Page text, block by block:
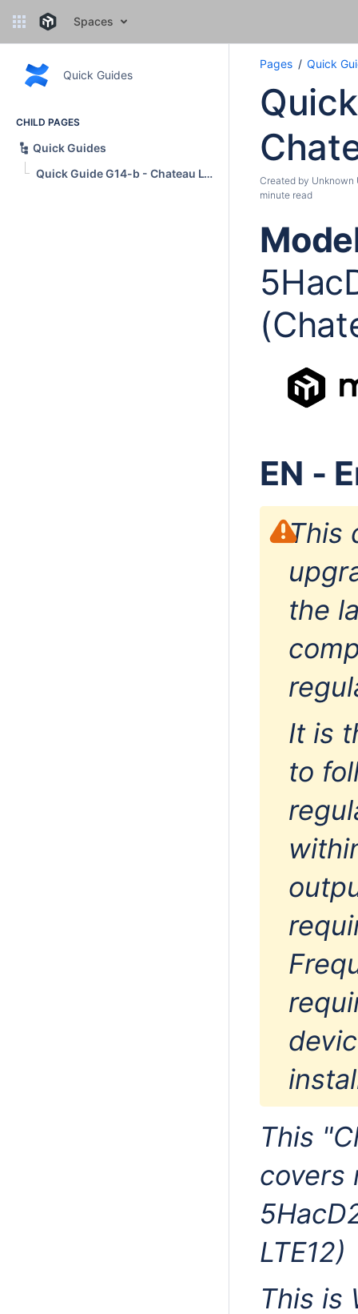
Spaces
Quick Guides
CHILD PAGES
Quick Guides
Quick Guide G14-b - Chateau LTE12
Pages Quick
Created by Unknown
minute read
EN -
This
the
It is
to
This
covers
LTE12)
This is